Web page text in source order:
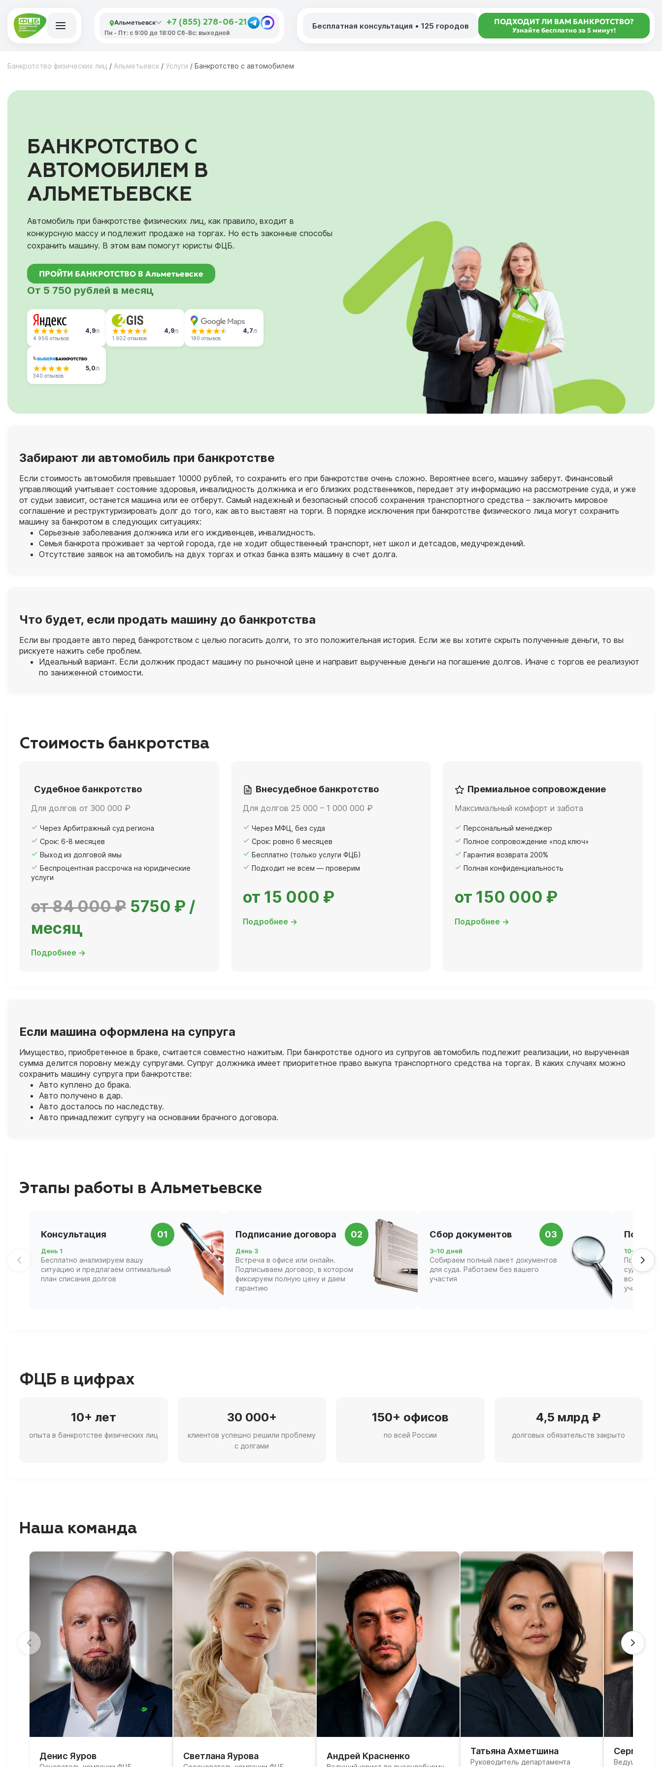
Альметьевск +7 (855) 278-06-21
Пн - Пт: с 9:00 до 18:00 Сб-Вс: выходной
Бесплатная консультация • 125 городов ПОДХОДИТ ЛИ ВАМ БАНКРОТСТВО?
Узнайте бесплатно за 5 минут!
Банкротство физических лиц / Альметьевск / Услуги / Банкротство с автомобилем
БАНКРОТСТВО С
АВТОМОБИЛЕМ В
АЛЬМЕТЬЕВСКЕ
Автомобиль при банкротстве физических лиц, как правило, входит в
конкурсную массу и подлежит продаже на торгах. Но есть законные способы
сохранить машину. В этом вам помогут юристы ФЦБ.
ПРОЙТИ БАНКРОТСТВО В Альметьевске
От 5 750 рублей в месяц
4,9/5
4 956 отзывов
4,9/5
1 902 отзывов
4,7/5
180 отзывов
5,0/5
340 отзывов
Забирают ли автомобиль при банкротстве
Если стоимость автомобиля превышает 10000 рублей, то сохранить его при банкротстве очень сложно. Вероятнее всего, машину заберут. Финансовый
управляющий учитывает состояние здоровья, инвалидность должника и его близких родственников, передает эту информацию на рассмотрение суда, и уже
от судьи зависит, останется машина или ее отберут. Самый надежный и безопасный способ сохранения транспортного средства – заключить мировое
соглашение и реструктуризировать долг до того, как авто выставят на торги. В порядке исключения при банкротстве физического лица могут сохранить
машину за банкротом в следующих ситуациях:
Серьезные заболевания должника или его иждивенцев, инвалидность.
Семья банкрота проживает за чертой города, где не ходит общественный транспорт, нет школ и детсадов, медучреждений.
Отсутствие заявок на автомобиль на двух торгах и отказ банка взять машину в счет долга.
Что будет, если продать машину до банкротства
Если вы продаете авто перед банкротством с целью погасить долги, то это положительная история. Если же вы хотите скрыть полученные деньги, то вы
рискуете нажить себе проблем.
Идеальный вариант. Если должник продаст машину по рыночной цене и направит вырученные деньги на погашение долгов. Иначе с торгов ее реализуют
по заниженной стоимости.
Стоимость банкротства
Судебное банкротство
Для долгов от 300 000 ₽
Через Арбитражный суд региона
Срок: 6-8 месяцев
Выход из долговой ямы
Беспроцентная рассрочка на юридические
услуги
от 84 000 ₽ 5750 ₽ /
месяц
Подробнее →
Внесудебное банкротство
Для долгов 25 000 – 1 000 000 ₽
Через МФЦ, без суда
Срок: ровно 6 месяцев
Бесплатно (только услуги ФЦБ)
Подходит не всем — проверим
от 15 000 ₽
Подробнее →
Премиальное сопровождение
Максимальный комфорт и забота
Персональный менеджер
Полное сопровождение «под ключ»
Гарантия возврата 200%
Полная конфиденциальность
от 150 000 ₽
Подробнее →
Если машина оформлена на супруга
Имущество, приобретенное в браке, считается совместно нажитым. При банкротстве одного из супругов автомобиль подлежит реализации, но вырученная
сумма делится поровну между супругами. Супруг должника имеет приоритетное право выкупа транспортного средства на торгах. В каких случаях можно
сохранить машину супруга при банкротстве:
Авто куплено до брака.
Авто получено в дар.
Авто досталось по наследству.
Авто принадлежит супругу на основании брачного договора.
Этапы работы в Альметьевске
Консультация 01
День 1
Бесплатно анализируем вашу
ситуацию и предлагаем оптимальный
план списания долгов
Подписание договора 02
День 3
Встреча в офисе или онлайн.
Подписываем договор, в котором
фиксируем полную цену и даем
гарантию
Сбор документов 03
3–10 дней
Собираем полный пакет документов
для суда. Работаем без вашего
участия
Подача
10–21 день
Подаём
суд и
всех
ФЦБ в цифрах
10+ лет
опыта в банкротстве физических лиц
30 000+
клиентов успешно решили проблему
с долгами
150+ офисов
по всей России
4,5 млрд ₽
долговых обязательств закрыто
Наша команда
Денис Яуров Светлана Яурова Андрей Красненко Татьяна Ахметшина
Руководитель департамента
Сергей
Ведущий